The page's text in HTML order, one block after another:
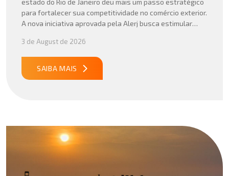
para fortalecer sua competitividade no comércio exterior.
A nova iniciativa aprovada pela Alerj busca estimular
para empresas que atuam com importação e exportação,
especialmente em setores que […]
3 de August de 2026
SAIBA MAIS